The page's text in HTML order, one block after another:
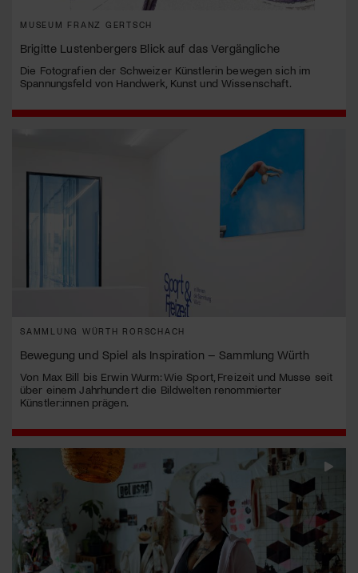
MUSEUM FRANZ GERTSCH
Brigitte Lustenbergers Blick auf das Vergängliche
Die Fotografien der Schweizer Künstlerin bewegen sich im
Spannungsfeld von Handwerk, Kunst und Wissenschaft.
SAMMLUNG WÜRTH RORSCHACH
Bewegung und Spiel als Inspiration – Sammlung Würth
Von Max Bill bis Erwin Wurm: Wie Sport, Freizeit und Musse seit
über einem Jahrhundert die Bildwelten renommierter
Künstler:innen prägen.